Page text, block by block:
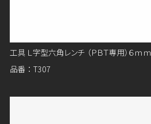
工具 Ｌ字型六角レンチ （ＰＢＴ専用）６ｍｍ
品番：T307